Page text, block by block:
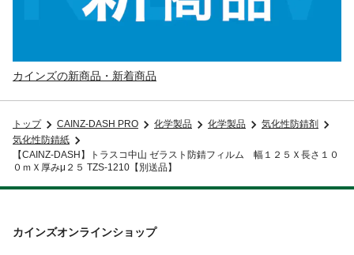
カインズの新商品・新着商品
トップ CAINZ-DASH PRO 化学製品 化学製品
気化性防錆剤
気化性防錆紙
【CAINZ-DASH】トラスコ中山 ゼラスト防錆フィルム 幅１２５Ｘ長さ１０
０ｍＸ厚みμ２５ TZS-1210【別送品】
カインズオンラインショップ